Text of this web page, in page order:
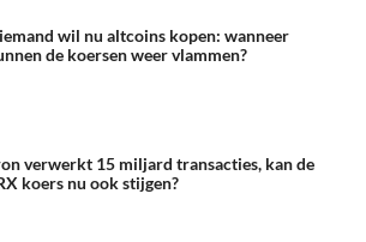
wil nu altcoins kopen: wanneer
de koersen weer vlammen?
verwerkt 15 miljard transacties, kan de
koers nu ook stijgen?